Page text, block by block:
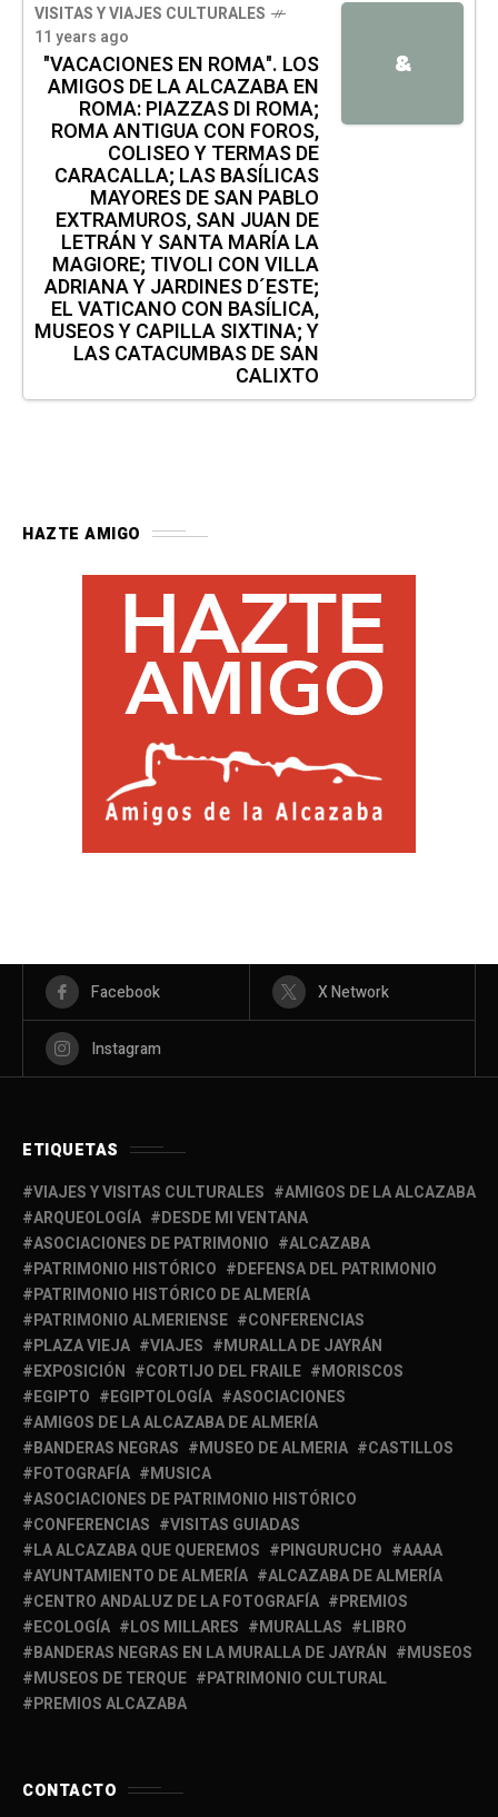
&
VISITAS Y VIAJES CULTURALES
11 years ago
"VACACIONES EN ROMA". LOS
AMIGOS DE LA ALCAZABA EN
ROMA: PIAZZAS DI ROMA;
ROMA ANTIGUA CON FOROS,
COLISEO Y TERMAS DE
CARACALLA; LAS BASÍLICAS
MAYORES DE SAN PABLO
EXTRAMUROS, SAN JUAN DE
LETRÁN Y SANTA MARÍA LA
MAGIORE; TIVOLI CON VILLA
ADRIANA Y JARDINES D´ESTE;
EL VATICANO CON BASÍLICA,
MUSEOS Y CAPILLA SIXTINA; Y
LAS CATACUMBAS DE SAN
CALIXTO
HAZTE AMIGO
Facebook X Network
Instagram
ETIQUETAS
VIAJES Y VISITAS CULTURALES
AMIGOS DE LA ALCAZABA
ARQUEOLOGÍA
DESDE MI VENTANA
ASOCIACIONES DE PATRIMONIO
ALCAZABA
PATRIMONIO HISTÓRICO
DEFENSA DEL PATRIMONIO
PATRIMONIO HISTÓRICO DE ALMERÍA
PATRIMONIO ALMERIENSE
CONFERENCIAS
PLAZA VIEJA
VIAJES
MURALLA DE JAYRÁN
EXPOSICIÓN
CORTIJO DEL FRAILE
MORISCOS
EGIPTO
EGIPTOLOGÍA
ASOCIACIONES
AMIGOS DE LA ALCAZABA DE ALMERÍA
BANDERAS NEGRAS
MUSEO DE ALMERIA
CASTILLOS
FOTOGRAFÍA
MUSICA
ASOCIACIONES DE PATRIMONIO HISTÓRICO
CONFERENCIAS
VISITAS GUIADAS
LA ALCAZABA QUE QUEREMOS
PINGURUCHO
AAAA
AYUNTAMIENTO DE ALMERÍA
ALCAZABA DE ALMERÍA
CENTRO ANDALUZ DE LA FOTOGRAFÍA
PREMIOS
ECOLOGÍA
LOS MILLARES MURALLAS
LIBRO
BANDERAS NEGRAS EN LA MURALLA DE JAYRÁN
MUSEOS
MUSEOS DE TERQUE
PATRIMONIO CULTURAL
PREMIOS ALCAZABA
CONTACTO